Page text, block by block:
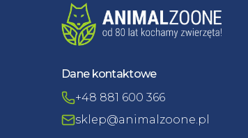
Dane kontaktowe
+48 881 600 366
sklep@animalzoone.pl